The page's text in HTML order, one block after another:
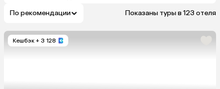
По рекомендации Показаны туры в 123 отеля
Кешбэк + 3 128